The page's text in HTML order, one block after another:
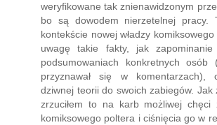
weryfikowane tak znienawidzonym
bo są dowodem nierzetelnej pracy.
kontekście nowej władzy
uwagę takie fakty, jak
podsumowaniach konkretnych
przyznawał się w komentarzach),
dziwnej teorii do swoich zabiegów. Jak
zrzuciłem to na karb możliwej chęci
komiksowego poltera i ciśnięcia go w